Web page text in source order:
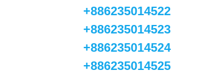
+886235014522
+886235014523
+886235014524
+886235014525